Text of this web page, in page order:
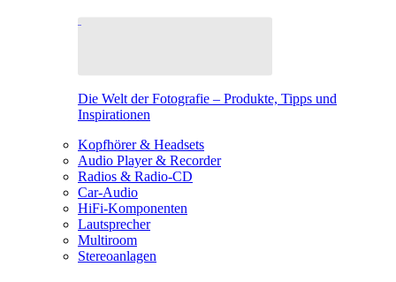
Die Welt der Fotografie – Produkte, Tipps und
Inspirationen
Kopfhörer & Headsets
Audio Player & Recorder
Radios & Radio-CD
Car-Audio
HiFi-Komponenten
Lautsprecher
Multiroom
Stereoanlagen